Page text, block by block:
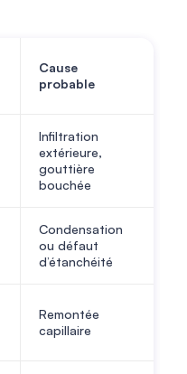
Cause
probable
Infiltration
extérieure,
gouttière
bouchée
Condensation
ou défaut
d’étanchéité
Remontée
capillaire